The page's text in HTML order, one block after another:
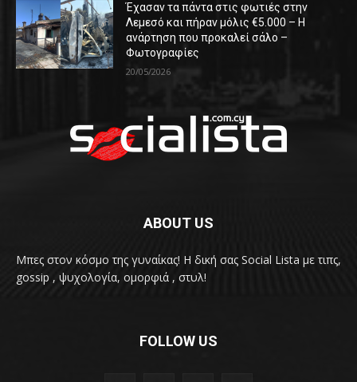
Έχασαν τα πάντα στις φωτιές στην
Λεμεσό και πήραν μόλις €5.000 – Η
ανάρτηση που προκαλεί σάλο –
Φωτογραφίες
20/05/2026
ABOUT US
Μπες στον κόσμο της γυναίκας! H δική σας Social Lista με τιπς,
gossip , ψυχολογία, ομορφιά , στυλ!
FOLLOW US